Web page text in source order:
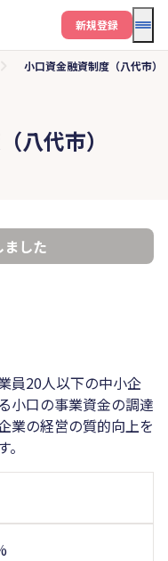
メ
新規登録
小口資金融資制度（八代市）
八代市）
した
員20人以下の中小企
小口の事業資金の調達
業の経営の質的向上を